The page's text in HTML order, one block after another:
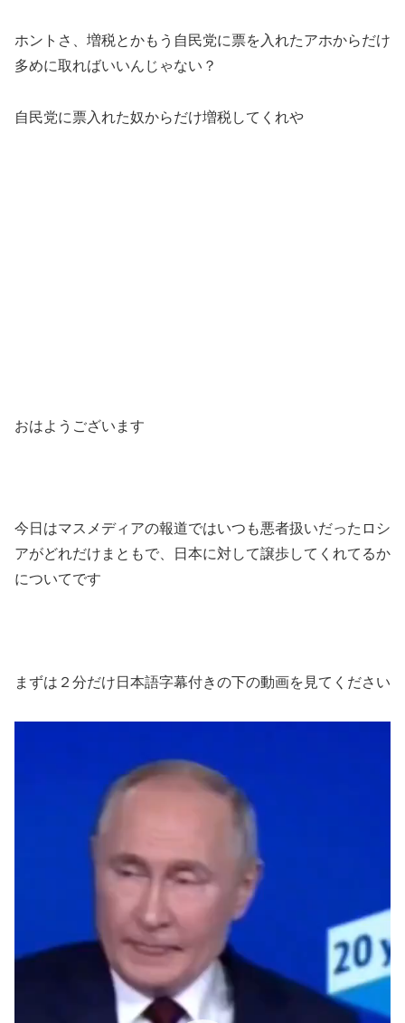
ホントさ、増税とかもう自民党に票を入れたアホからだけ
多めに取ればいいんじゃない？
自民党に票入れた奴からだけ増税してくれや
おはようございます
今日はマスメディアの報道ではいつも悪者扱いだったロシ
アがどれだけまともで、日本に対して譲歩してくれてるか
についてです
まずは２分だけ日本語字幕付きの下の動画を見てください